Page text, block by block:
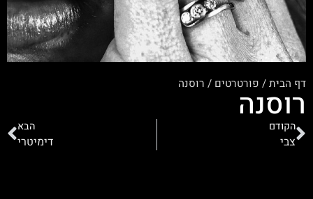
דף הבית/ פורטרטים / רוסנה
רוסנה
הקודם
צבי
הבא
דימיטרי